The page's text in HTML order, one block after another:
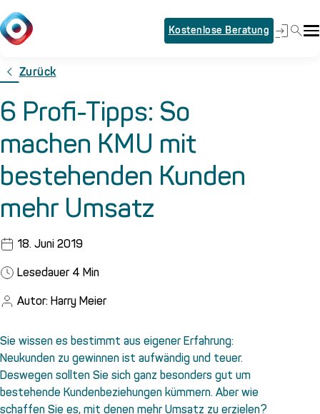
Kostenlose Beratung
Zurück
6 Profi-Tipps: So
machen KMU mit
bestehenden Kunden
mehr Umsatz
18. Juni 2019
Lesedauer 4 Min
Autor: Harry Meier
Sie wissen es bestimmt aus eigener Erfahrung:
Neukunden zu gewinnen ist aufwändig und teuer.
Deswegen sollten Sie sich ganz besonders gut um
bestehende Kundenbeziehungen kümmern. Aber wie
schaffen Sie es, mit denen mehr Umsatz zu erzielen?